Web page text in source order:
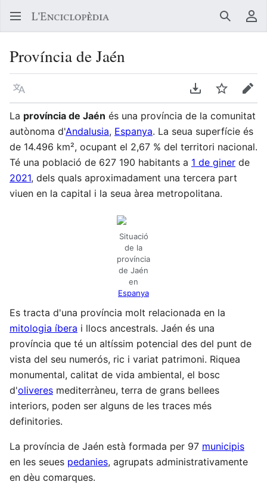
Buscar
Província de Jaén
Llegir en un atre idioma Descarregar en
Vigilar
La província de Jaén és una província de la comunitat
autònoma d'Andalusia, Espanya. La seua superfície és
de 14.496 km², ocupant el 2,67 % del territori nacional.
Té una població de 627 190 habitants a 1 de giner de
2021,​ dels quals aproximadament una tercera part
viuen en la capital i la seua àrea metropolitana.
Situació
de la
província
de Jaén
en
Espanya
Es tracta d'una província molt relacionada en la
mitologia íbera i llocs ancestrals. Jaén és una
província que té un altíssim potencial des del punt de
vista del seu numerós, ric i variat patrimoni. Riquea
monumental, calitat de vida ambiental, el bosc
d'oliveres mediterràneu, terra de grans bellees
interiors, poden ser alguns de les traces més
definitories.
La província de Jaén està formada per 97 municipis
en les seues pedanies, agrupats administrativamente
en dèu comarques.